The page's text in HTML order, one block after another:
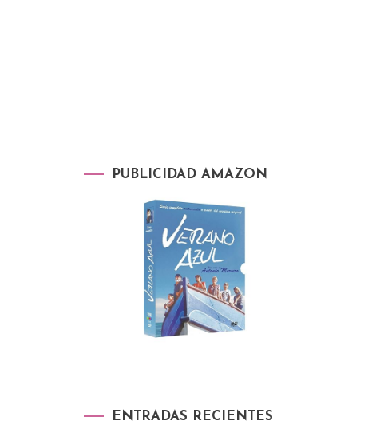
PUBLICIDAD AMAZON
ENTRADAS RECIENTES